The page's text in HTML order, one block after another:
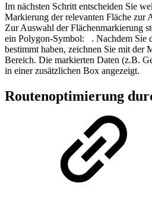
Im nächsten Schritt entscheiden Sie
Markierung der relevanten Fläche zur
Zur Auswahl der Flächenmarkierung
ein Polygon-Symbol:
. Nachdem Sie
bestimmt haben, zeichnen Sie mit der
Bereich. Die markierten Daten (z.B.
in einer zusätzlichen Box angezeigt.
Routenoptimierung